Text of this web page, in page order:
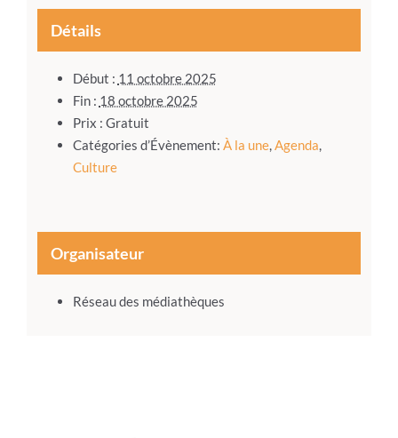
Détails
Début : 11 octobre 2025
Fin : 18 octobre 2025
Prix : Gratuit
Catégories d’Évènement: À la une,Agenda,
Culture
Organisateur
Réseau des médiathèques